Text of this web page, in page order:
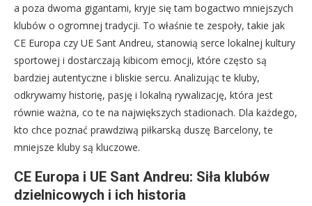
a poza dwoma gigantami, kryje się tam bogactwo mniejszych
klubów o ogromnej tradycji. To właśnie te zespoły, takie jak
CE Europa czy UE Sant Andreu, stanowią serce lokalnej kultury
sportowej i dostarczają kibicom emocji, które często są
bardziej autentyczne i bliskie sercu. Analizując te kluby,
odkrywamy historię, pasję i lokalną rywalizację, która jest
równie ważna, co te na największych stadionach. Dla każdego,
kto chce poznać prawdziwą piłkarską duszę Barcelony, te
mniejsze kluby są kluczowe.
CE Europa i UE Sant Andreu: Siła klubów
dzielnicowych i ich historia